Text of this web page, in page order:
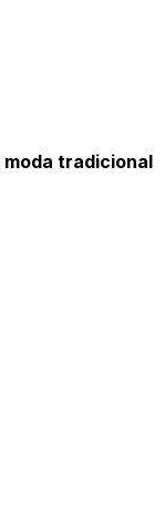
moda tradicional